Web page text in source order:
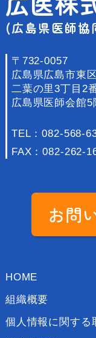
(広島県医師協
〒732-0057
広島県広島市東区
二葉の里3丁目2
広島県医師会館5
TEL：082-568-
FAX：082-262-
お問
HOME
組織概要
個人情報に関する